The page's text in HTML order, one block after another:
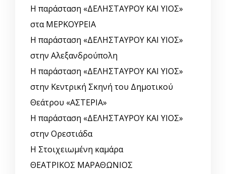
Η παράσταση «ΔΕΛΗΣΤΑΥΡΟΥ ΚΑΙ ΥΙΟΣ»
στα ΜΕΡΚΟΥΡΕΙΑ
Η παράσταση «ΔΕΛΗΣΤΑΥΡΟΥ ΚΑΙ ΥΙΟΣ»
στην Αλεξανδρούπολη
Η παράσταση «ΔΕΛΗΣΤΑΥΡΟΥ ΚΑΙ ΥΙΟΣ»
στην Κεντρική Σκηνή του Δημοτικού
Θεάτρου «ΑΣΤΕΡΙΑ»
Η παράσταση «ΔΕΛΗΣΤΑΥΡΟΥ ΚΑΙ ΥΙΟΣ»
στην Ορεστιάδα
Η Στοιχειωμένη καμάρα
ΘΕΑΤΡΙΚΟΣ ΜΑΡΑΘΩΝΙΟΣ